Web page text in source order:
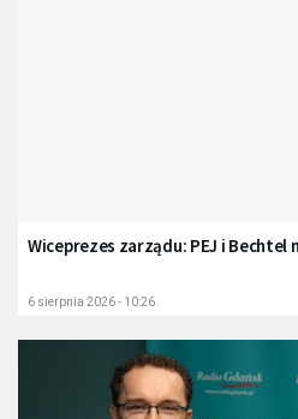
Wiceprezes zarządu: PEJ i Bechtel
6 sierpnia 2026 - 10:26